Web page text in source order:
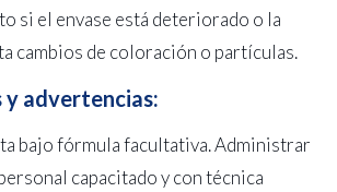
si el envase está deteriorado o la
cambios de coloración o partículas.
y advertencias:
bajo fórmula facultativa. Administrar
capacitado y con técnica